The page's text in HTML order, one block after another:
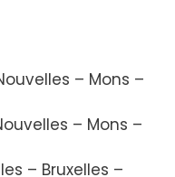
– Mons –
– Mons –
– Bruxelles –